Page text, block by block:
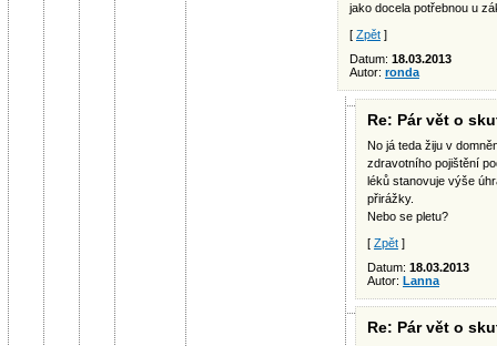
jako docela potřebnou u
[ Zpět ]
Datum: 18.03.2013
Autor: ronda
Re: Pár vět o
No já teda žiju v
zdravotního pojištění
léků stanovuje výše
přirážky.
Nebo se pletu?
[ Zpět ]
Datum: 18.03.2013
Autor: Lanna
Re: Pár vět o